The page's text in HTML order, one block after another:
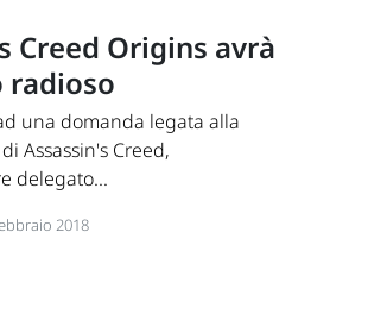
Creed Origins avrà
una domanda legata alla
Assassin's Creed,
delegato...
2018